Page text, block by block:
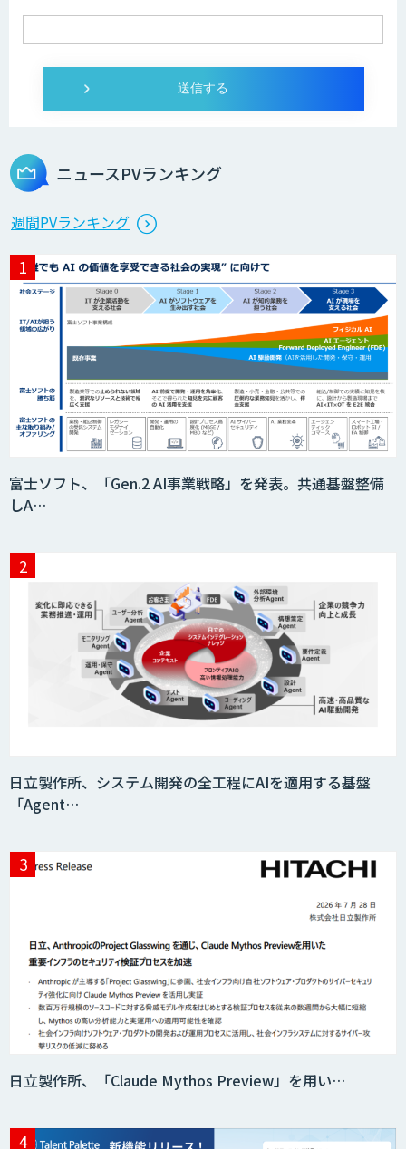
ニュースPVランキング
週間PVランキング
富士ソフト、「Gen.2 AI事業戦略」を発表。共通基盤整備
しA…
日立製作所、システム開発の全工程にAIを適用する基盤
「Agent…
日立製作所、「Claude Mythos Preview」を用い…